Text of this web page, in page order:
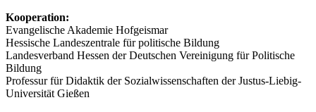
Kooperation:
Evangelische Akademie Hofgeismar
Hessische Landeszentrale für politische Bildung
Landesverband Hessen der Deutschen Vereinigung für Politische
Bildung
Professur für Didaktik der Sozialwissenschaften der Justus-Liebig-
Universität Gießen